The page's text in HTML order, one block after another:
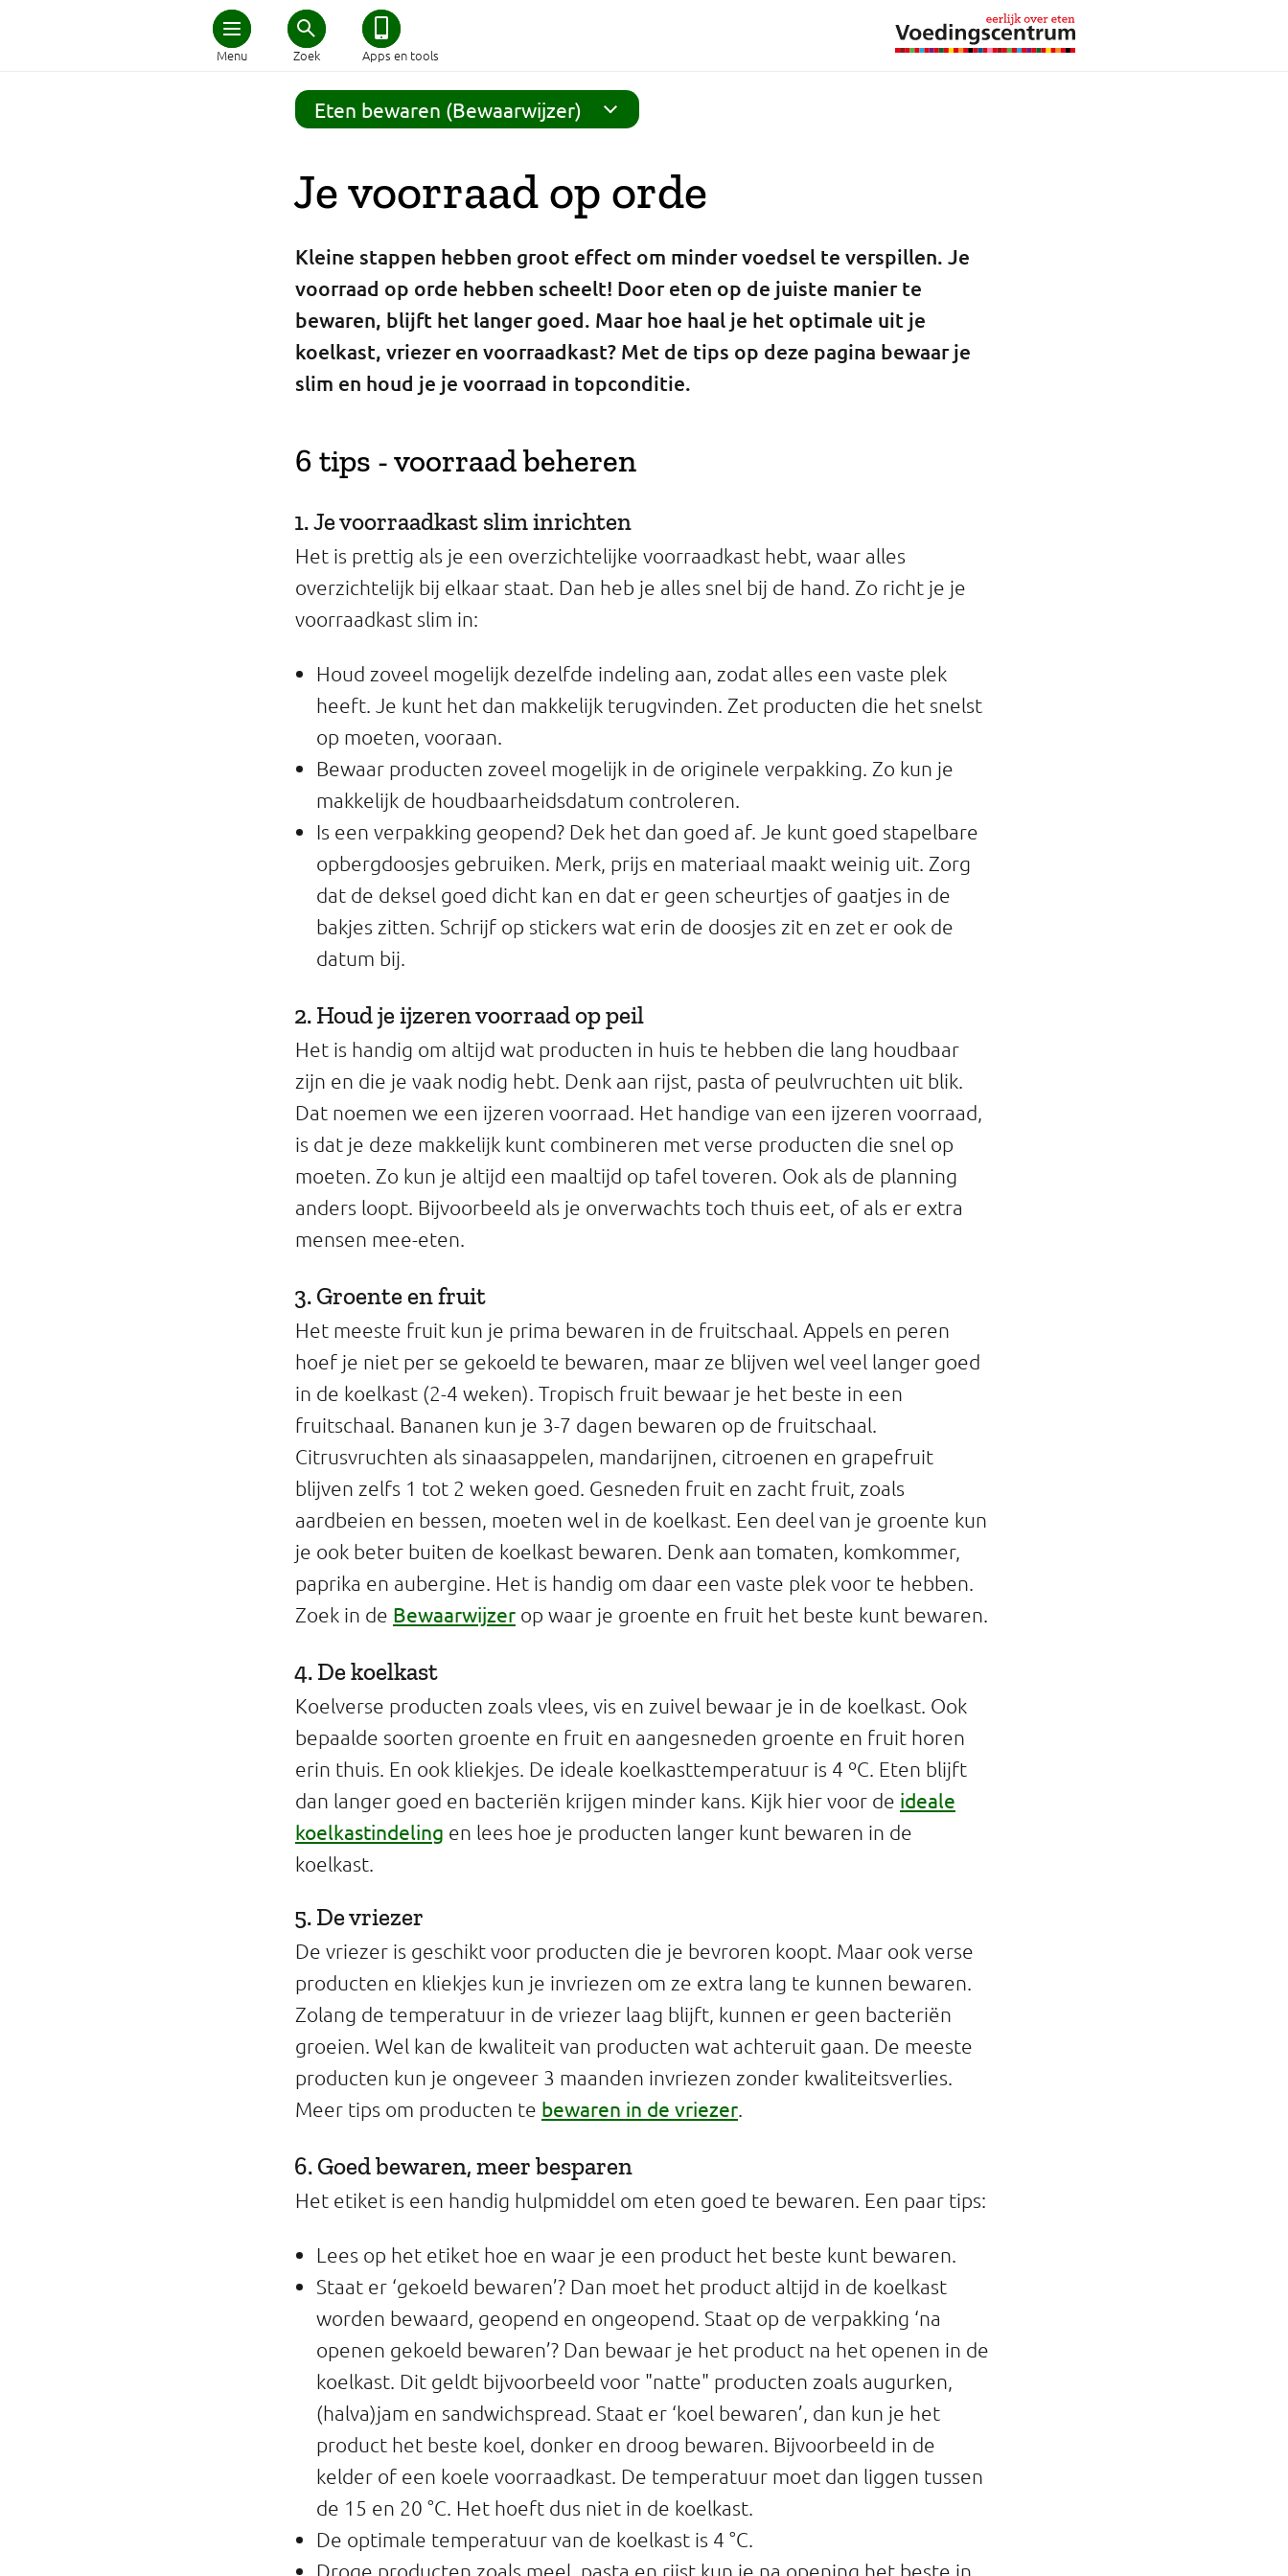
Menu Zoek Apps en tools
Home
Schijf van Vijf
Afvallen
Zwanger en kind
Duurzaam eten
Veilig eten
Professionals
Eetomgevingen
Eten bewaren (Bewaarwijzer)
Je voorraad op orde
Kleine stappen hebben groot effect om minder voedsel te verspillen. Je
voorraad op orde hebben scheelt! Door eten op de juiste manier te
bewaren, blijft het langer goed. Maar hoe haal je het optimale uit je
koelkast, vriezer en voorraadkast? Met de tips op deze pagina bewaar je
slim en houd je je voorraad in topconditie.
6 tips - voorraad beheren
1. Je voorraadkast slim inrichten
Het is prettig als je een overzichtelijke voorraadkast hebt, waar alles
overzichtelijk bij elkaar staat. Dan heb je alles snel bij de hand. Zo richt je je
voorraadkast slim in:
Houd zoveel mogelijk dezelfde indeling aan, zodat alles een vaste plek
heeft. Je kunt het dan makkelijk terugvinden. Zet producten die het snelst
op moeten, vooraan.
Bewaar producten zoveel mogelijk in de originele verpakking. Zo kun je
makkelijk de houdbaarheidsdatum controleren.
Is een verpakking geopend? Dek het dan goed af. Je kunt goed stapelbare
opbergdoosjes gebruiken. Merk, prijs en materiaal maakt weinig uit. Zorg
dat de deksel goed dicht kan en dat er geen scheurtjes of gaatjes in de
bakjes zitten. Schrijf op stickers wat erin de doosjes zit en zet er ook de
datum bij.
2. Houd je ijzeren voorraad op peil
Het is handig om altijd wat producten in huis te hebben die lang houdbaar
zijn en die je vaak nodig hebt. Denk aan rijst, pasta of peulvruchten uit blik.
Dat noemen we een ijzeren voorraad. Het handige van een ijzeren voorraad,
is dat je deze makkelijk kunt combineren met verse producten die snel op
moeten. Zo kun je altijd een maaltijd op tafel toveren. Ook als de planning
anders loopt. Bijvoorbeeld als je onverwachts toch thuis eet, of als er extra
mensen mee-eten.
3. Groente en fruit
Het meeste fruit kun je prima bewaren in de fruitschaal. Appels en peren
hoef je niet per se gekoeld te bewaren, maar ze blijven wel veel langer goed
in de koelkast (2-4 weken). Tropisch fruit bewaar je het beste in een
fruitschaal. Bananen kun je 3-7 dagen bewaren op de fruitschaal.
Citrusvruchten als sinaasappelen, mandarijnen, citroenen en grapefruit
blijven zelfs 1 tot 2 weken goed. Gesneden fruit en zacht fruit, zoals
aardbeien en bessen, moeten wel in de koelkast. Een deel van je groente kun
je ook beter buiten de koelkast bewaren. Denk aan tomaten, komkommer,
paprika en aubergine. Het is handig om daar een vaste plek voor te hebben.
Zoek in de Bewaarwijzer op waar je groente en fruit het beste kunt bewaren.
4. De koelkast
Koelverse producten zoals vlees, vis en zuivel bewaar je in de koelkast. Ook
bepaalde soorten groente en fruit en aangesneden groente en fruit horen
erin thuis. En ook kliekjes. De ideale koelkasttemperatuur is 4 ºC. Eten blijft
dan langer goed en bacteriën krijgen minder kans. Kijk hier voor de ideale
koelkastindeling en lees hoe je producten langer kunt bewaren in de
koelkast.
5. De vriezer
De vriezer is geschikt voor producten die je bevroren koopt. Maar ook verse
producten en kliekjes kun je invriezen om ze extra lang te kunnen bewaren.
Zolang de temperatuur in de vriezer laag blijft, kunnen er geen bacteriën
groeien. Wel kan de kwaliteit van producten wat achteruit gaan. De meeste
producten kun je ongeveer 3 maanden invriezen zonder kwaliteitsverlies.
Meer tips om producten te bewaren in de vriezer.
6. Goed bewaren, meer besparen
Het etiket is een handig hulpmiddel om eten goed te bewaren. Een paar tips:
Lees op het etiket hoe en waar je een product het beste kunt bewaren.
Staat er ‘gekoeld bewaren’? Dan moet het product altijd in de koelkast
worden bewaard, geopend en ongeopend. Staat op de verpakking ‘na
openen gekoeld bewaren’? Dan bewaar je het product na het openen in de
koelkast. Dit geldt bijvoorbeeld voor "natte" producten zoals augurken,
(halva)jam en sandwichspread. Staat er ‘koel bewaren’, dan kun je het
product het beste koel, donker en droog bewaren. Bijvoorbeeld in de
kelder of een koele voorraadkast. De temperatuur moet dan liggen tussen
de 15 en 20 °C. Het hoeft dus niet in de koelkast.
De optimale temperatuur van de koelkast is 4 °C.
Droge producten zoals meel, pasta en rijst kun je na opening het beste in